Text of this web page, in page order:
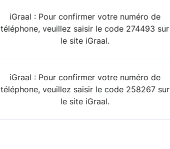
iGraal : Pour confirmer votre numéro de
téléphone, veuillez saisir le code 274493 sur
le site iGraal.
iGraal : Pour confirmer votre numéro de
téléphone, veuillez saisir le code 258267 sur
le site iGraal.